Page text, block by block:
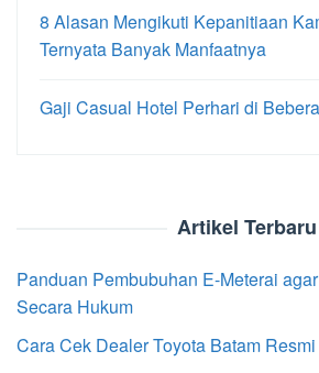
8 Alasan Mengikuti Kepanitiaan
Ternyata Banyak Manfaatnya
Gaji Casual Hotel Perhari di
Artikel Terbaru
Panduan Pembubuhan E-Meterai
Secara Hukum
Cara Cek Dealer Toyota Batam